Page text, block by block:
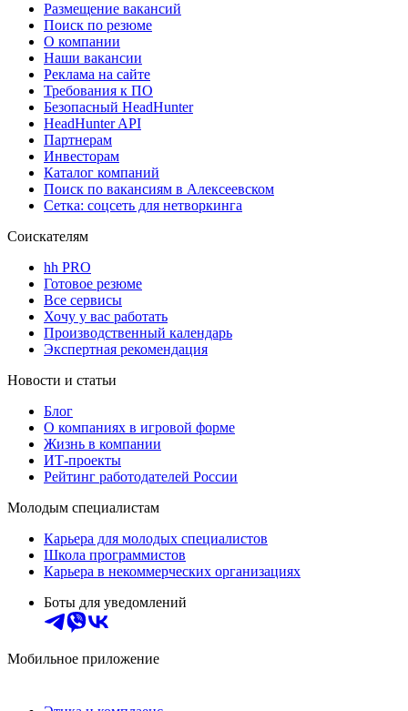
Размещение вакансий
Поиск по резюме
О компании
Наши вакансии
Реклама на сайте
Требования к ПО
Безопасный HeadHunter
HeadHunter API
Партнерам
Инвесторам
Каталог компаний
Поиск по вакансиям в Алексеевском
Сетка: соцсеть для нетворкинга
Соискателям
hh PRO
Готовое резюме
Все сервисы
Хочу у вас работать
Производственный календарь
Экспертная рекомендация
Новости и статьи
Блог
О компаниях в игровой форме
Жизнь в компании
ИТ-проекты
Рейтинг работодателей России
Молодым специалистам
Карьера для молодых специалистов
Школа программистов
Карьера в некоммерческих организациях
Боты для уведомлений
Мобильное приложение